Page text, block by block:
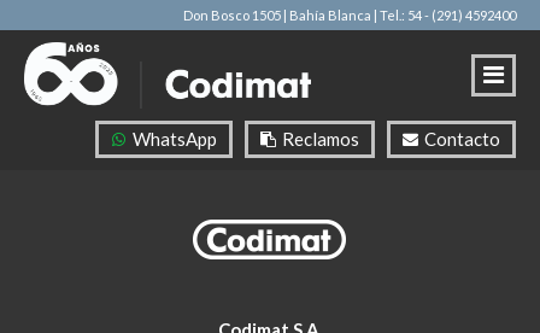
Don Bosco 1505 | Bahía Blanca | Tel.: 54 - (291) 4592400
WhatsApp Reclamos Contacto